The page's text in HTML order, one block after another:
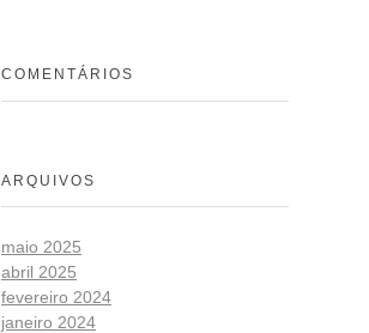
COMENTÁRIOS
ARQUIVOS
maio 2025
abril 2025
fevereiro 2024
janeiro 2024